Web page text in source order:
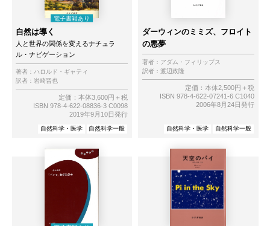
自然は導く
人と世界の関係を変えるナチュラ
ル・ナビゲーション
著者： ハロルド・ギャティ
訳者： 岩崎晋也
定価：本体3,600円＋税
ISBN 978-4-622-08836-3 C0098
2019年9月10日発行
自然科学・医学 自然科学一般
ダーウィンのミミズ、フロイト
の悪夢
著者： アダム・フィリップス
訳者： 渡辺政隆
定価：本体2,500円＋税
ISBN 978-4-622-07241-6 C1040
2006年8月24日発行
自然科学・医学 自然科学一般